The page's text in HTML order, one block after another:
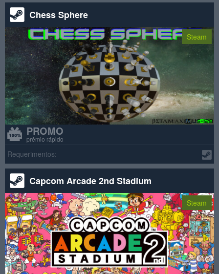
Chess Sphere
Steam
PROMO
prêmio rápido
Requerimentos:
Capcom Arcade 2nd Stadium
Steam